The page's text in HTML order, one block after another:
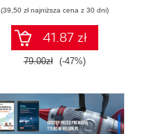
zaawansowany
SQL na potrzeby
praktycznych
zastosowań.
Wydanie IV
(39,50 zł najniższa cena z 30 dni)
41.87 zł
79.00zł (-47%)